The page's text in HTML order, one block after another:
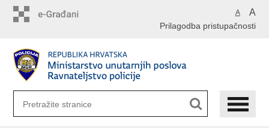
A A
Prilagodba pristupačnosti